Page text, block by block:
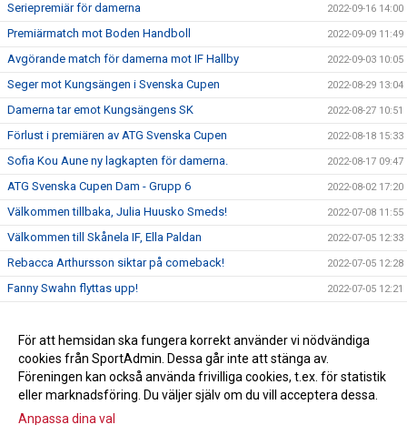
Seriepremiär för damerna 2022-09-16 14:00
Premiärmatch mot Boden Handboll 2022-09-09 11:49
Avgörande match för damerna mot IF Hallby 2022-09-03 10:05
Seger mot Kungsängen i Svenska Cupen 2022-08-29 13:04
Damerna tar emot Kungsängens SK 2022-08-27 10:51
Förlust i premiären av ATG Svenska Cupen 2022-08-18 15:33
Sofia Kou Aune ny lagkapten för damerna. 2022-08-17 09:47
ATG Svenska Cupen Dam - Grupp 6 2022-08-02 17:20
Välkommen tillbaka, Julia Huusko Smeds! 2022-07-08 11:55
Välkommen till Skånela IF, Ella Paldan 2022-07-05 12:33
Rebacca Arthursson siktar på comeback! 2022-07-05 12:28
Fanny Swahn flyttas upp! 2022-07-05 12:21
Gruppindelning till ATG Svenska Cupen är klar 2022-05-20 16:37
Damerna kvar i Allsvenskan 2022-05-20 16:17
För att hemsidan ska fungera korrekt använder vi nödvändiga
cookies från SportAdmin. Dessa går inte att stänga av.
Föreningen kan också använda frivilliga cookies, t.ex. för statistik
eller marknadsföring. Du väljer själv om du vill acceptera dessa.
Anpassa dina val